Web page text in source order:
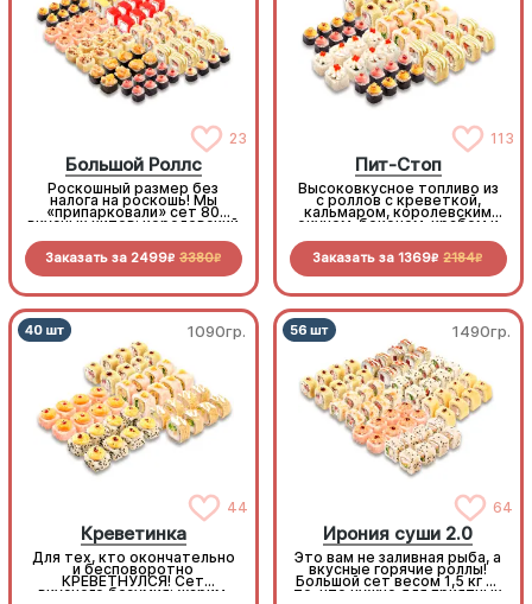
23
Большой Роллс
Роскошный размер без
налога на роскошь! Мы
«припарковали» сет 80
вкусных хитов: королевский
нежная курочка, снежный
краб… список начинок
Заказать за 2499R 3380R
113
Пит-Стоп
Высоковкусное топливо из
с роллов с креветкой,
кальмаром, королевским
окунем, беконом, крабом и
Заправься до полного!
Заказать за 1369R 2184R
1090гр.
44
Креветинка
Для тех, кто окончательно
и бесповоротно
КРЕВЕТНУЛСЯ! Сет
вкусного безумия: жарим,
1490гр.
64
Ирония суши 2.0
Это вам не заливная рыба, а
вкусные горячие роллы!
Большой сет весом 1,5 кг —
то, что нужно для приятных